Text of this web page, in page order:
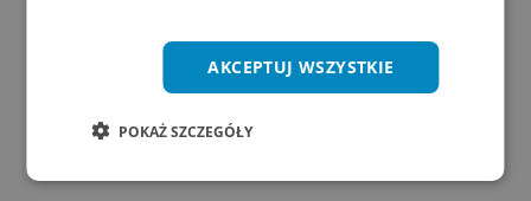
AKCEPTUJ WSZYSTKIE
POKAŻ SZCZEGÓŁY